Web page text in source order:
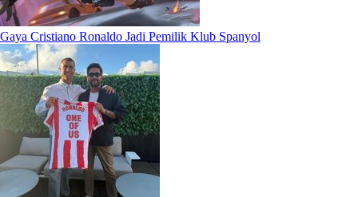
Gaya Cristiano Ronaldo Jadi Pemilik Klub Spanyol